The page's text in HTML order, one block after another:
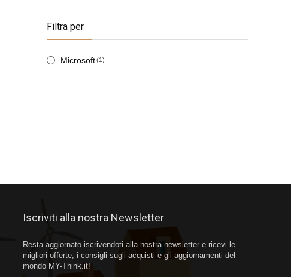
Filtra per
Microsoft(1)
Iscriviti alla nostra Newsletter
Resta aggiornato iscrivendoti alla nostra newsletter e ricevi le
migliori offerte, i consigli sugli acquisti e gli aggiornamenti del
mondo MY-Think.it!